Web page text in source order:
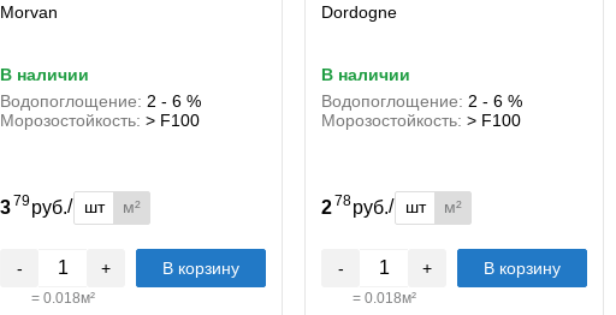
Morvan
в наличии
Водопоглощение: 2 - 6 %
Морозостойкость: > F100
379руб./ шт м²
- +
= 0.018м²
В корзину
Dordogne
в наличии
Водопоглощение: 2 - 6 %
Морозостойкость: > F100
278руб./ шт м²
- +
= 0.018м²
В корзину